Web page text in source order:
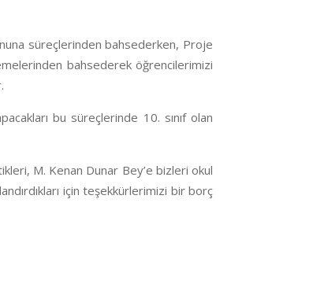
süreçlerinden bahsederken, Proje
bahsederek öğrencilerimizi
bu süreçlerinde 10. sınıf olan
M. Kenan Dunar Bey’e bizleri okul
için teşekkürlerimizi bir borç